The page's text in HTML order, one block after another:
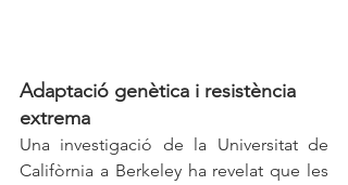
Adaptació genètica i resistència
extrema
Una investigació de la Universitat de
Califòrnia a Berkeley ha revelat que les